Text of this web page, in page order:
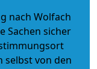
nach Wolfach
Sachen sicher
selbst von den